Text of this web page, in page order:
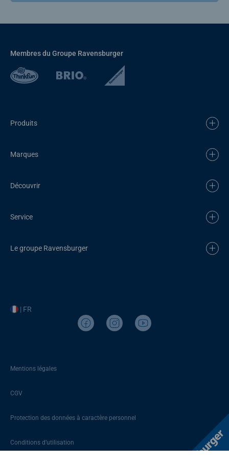
Membres du Groupe Ravensburger
Produits
Marques
Découvrir
Service
Le groupe Ravensburger
| FR
Mentions légales
CGV
Protection des données à caractère personnel
Conditions d’utilisation